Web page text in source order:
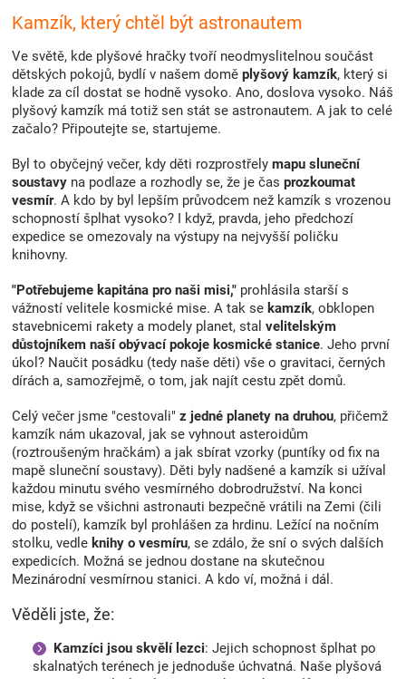
c
í
p
r
v
k
y
v
p
s
u
n
Kamzík, který chtěl být astronautem
Ve světě, kde plyšové hračky tvoří neodmyslitelnou součást
dětských pokojů, bydlí v našem domě plyšový kamzík, který si
klade za cíl dostat se hodně vysoko. Ano, doslova vysoko. Náš
plyšový kamzík má totiž sen stát se astronautem. A jak to celé
začalo? Připoutejte se, startujeme.
Byl to obyčejný večer, kdy děti rozprostřely mapu sluneční
soustavy na podlaze a rozhodly se, že je čas prozkoumat
vesmír. A kdo by byl lepším průvodcem než kamzík s vrozenou
schopností šplhat vysoko? I když, pravda, jeho předchozí
expedice se omezovaly na výstupy na nejvyšší poličku
knihovny.
"Potřebujeme kapitána pro naši misi," prohlásila starší s
vážností velitele kosmické mise. A tak se kamzík, obklopen
stavebnicemi rakety a modely planet, stal velitelským
důstojníkem naší obývací pokoje kosmické stanice. Jeho první
úkol? Naučit posádku (tedy naše děti) vše o gravitaci, černých
dírách a, samozřejmě, o tom, jak najít cestu zpět domů.
Celý večer jsme "cestovali" z jedné planety na druhou, přičemž
kamzík nám ukazoval, jak se vyhnout asteroidům
(roztroušeným hračkám) a jak sbírat vzorky (puntíky od fix na
mapě sluneční soustavy). Děti byly nadšené a kamzík si užíval
každou minutu svého vesmírného dobrodružství. Na konci
mise, když se všichni astronauti bezpečně vrátili na Zemi (čili
do postelí), kamzík byl prohlášen za hrdinu. Ležící na nočním
stolku, vedle knihy o vesmíru, se zdálo, že sní o svých dalších
expedicích. Možná se jednou dostane na skutečnou
Mezinárodní vesmírnou stanici. A kdo ví, možná i dál.
Věděli jste, že:
Kamzíci jsou skvělí lezci: Jejich schopnost šplhat po
skalnatých terénech je jednoduše úchvatná. Naše plyšová